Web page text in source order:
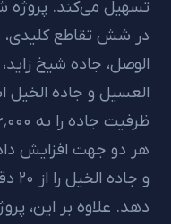
تسهیل می‌کند. پروژه
در شش تقاطع کلیدی،
الوصل، جاده شیخ زاید،
العسیل و جاده الخیل
هر دو جهت افزایش داده
و جاده
دهد. علاوه بر این،